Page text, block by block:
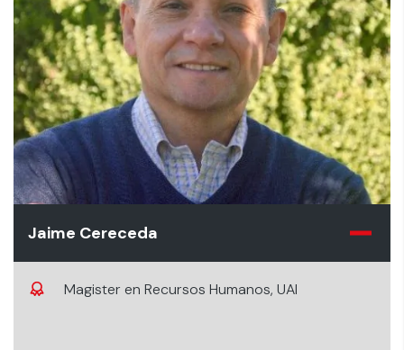
Jaime Cereceda
Magister en Recursos Humanos, UAI